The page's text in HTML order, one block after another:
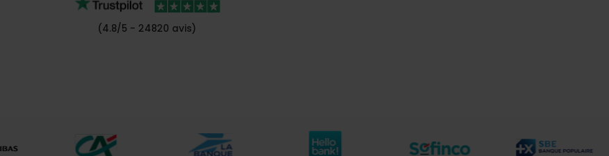
(4.8/5 - 24820 avis)